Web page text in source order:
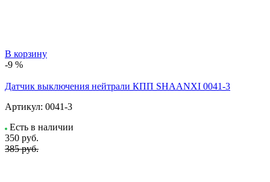
В корзину
-9 %
Датчик выключения нейтрали КПП SHAANXI 0041-3
Артикул: 0041-3
Есть в наличии
350 руб.
385 руб.